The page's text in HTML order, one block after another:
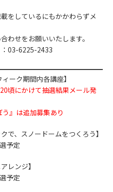
をしているにもかかわらずメ
わせをお願いいたします。
03-6225-2433
ーク期間内各講座】
頃にかけて抽選結果メール発
』は追加募集あり
で、スノードームをつくろう】
予定
レンジ】
予定